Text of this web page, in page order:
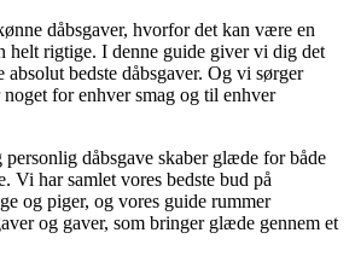
dåbsgaver, hvorfor det kan være en
helt rigtige. I denne guide giver vi dig det
bedste dåbsgaver. Og vi sørger
for enhver smag og til enhver
dåbsgave skaber glæde for både
Vi har samlet vores bedste bud på
og piger, og vores guide rummer
og gaver, som bringer glæde gennem et